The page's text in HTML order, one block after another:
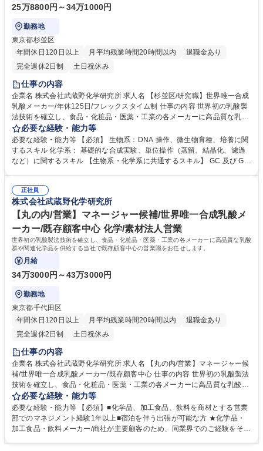
25万8800円～34万1000円
勤務地
東京都杉並区
年間休日120日以上
月平均残業時間20時間以内
退職金あり
完全週休2日制
土日祝休み
仕事の内容
企業名 株式会社武蔵野化学研究所 求人名 【杉並区/研究職】世界唯一合成
乳酸メーカー/年休125日/フレックスタイム制 仕事の内容 世界初の乳酸製
法技術を確立し、食品・化粧品・医薬・工業の各メーカーに高品質な乳酸
群や関連化学品を供給する当社で微生物を用いた有機酸またはアミノ酸製
造プロセスの開発をお任せします。 【業務詳細】■微生物・発酵プロセス
の基礎検討■生産性・品質向上のための改良検討■精製・後工程プロセスの
検討■スケールアップ・製造移管対応■データ整理・技術文書作成 【当社
です。 募集職種 【杉並区/研究職】世界唯一合成乳酸メーカー/年休125日/
フレックスタイム制
必要な経験・能力等
必要な経験・能力等 【必須】 生物系：DNA 操作、微生物育種、培養に関
するスキル 化学系： 基礎的な合成実験、単位操作（蒸留、結晶化、濾過
など）に関するスキル 【生物系・化学系に共通するスキル】 GC 及び G
力： 資格：
正社員
株式会社武蔵野化学研究所
【丸の内/営業】マネージャー候補/世界唯一合成乳酸メ
ーカー/既存顧客中心 化学/素材法人営業
世界初の乳酸製法技術を確立し、食品・化粧品・医薬・工業の各メーカーに高品質な乳酸
群や関連化学品を供給する当社で既存顧客中心の営業職をお任せします。
月給
34万3000円～43万3000円
勤務地
東京都千代田区
年間休日120日以上
月平均残業時間20時間以内
退職金あり
完全週休2日制
土日祝休み
仕事の内容
企業名 株式会社武蔵野化学研究所 求人名 【丸の内/営業】マネージャー候
補/世界唯一合成乳酸メーカー/既存顧客中心 仕事の内容 世界初の乳酸製法
技術を確立し、食品・化粧品・医薬・工業の各メーカーに高品質な乳酸群
や関連化学品を供給する当社で既存顧客中心の営業職をお任せします。
【業務詳細】■既存顧客中心（9割）で食品/酒造メーカー、水産加工会社
等への直販及び代理店を通じての提案営業を担っていただきます。■既存
顧客に対して、定期的にアポを取り、素材に関するヒアリングや価格交渉
必要な経験・能力等
必要な経験・能力等 【必須】■化学品、加工食品、飲料を商材とする営業
部でのマネジメント経験1年以上■宿泊を伴う出張が可能な方 ★化学品・
加工食品・飲料メーカー/商社が主要顧客のため、同業界でのご経験をその